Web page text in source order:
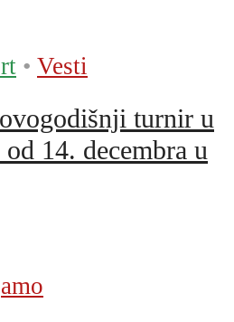
• Vesti
turnir u
14. decembra u